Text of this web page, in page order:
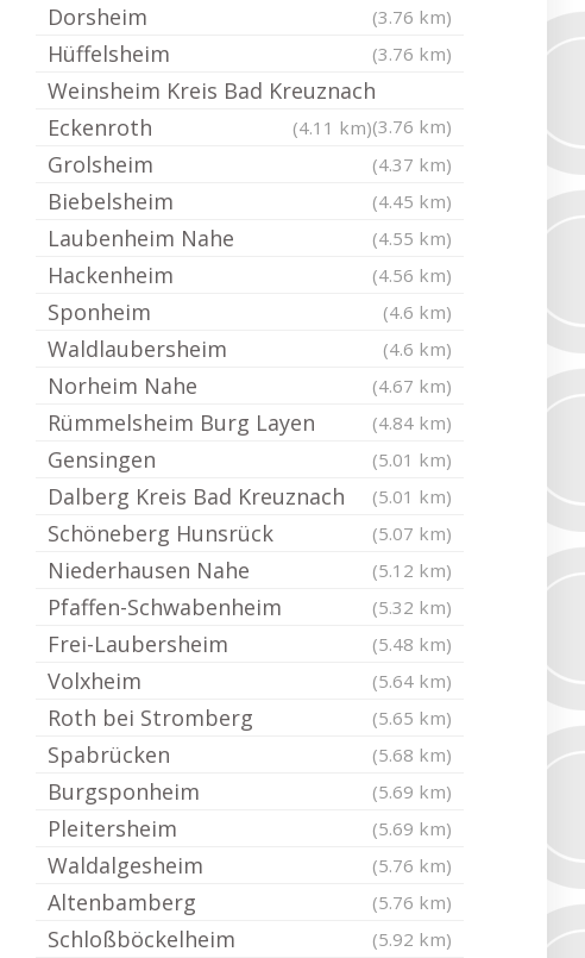
Dorsheim (3.76 km)
Hüffelsheim (3.76 km)
Weinsheim Kreis Bad Kreuznach
(3.76 km)
Eckenroth (4.11 km)
Grolsheim (4.37 km)
Biebelsheim (4.45 km)
Laubenheim Nahe (4.55 km)
Hackenheim (4.56 km)
Sponheim (4.6 km)
Waldlaubersheim (4.6 km)
Norheim Nahe (4.67 km)
Rümmelsheim Burg Layen (4.84 km)
Gensingen (5.01 km)
Dalberg Kreis Bad Kreuznach (5.01 km)
Schöneberg Hunsrück (5.07 km)
Niederhausen Nahe (5.12 km)
Pfaffen-Schwabenheim (5.32 km)
Frei-Laubersheim (5.48 km)
Volxheim (5.64 km)
Roth bei Stromberg (5.65 km)
Spabrücken (5.68 km)
Burgsponheim (5.69 km)
Pleitersheim (5.69 km)
Waldalgesheim (5.76 km)
Altenbamberg (5.76 km)
Schloßböckelheim (5.92 km)